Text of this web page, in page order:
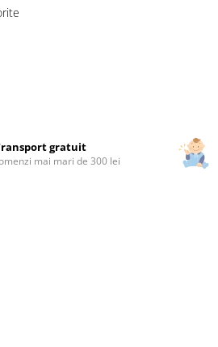
gratuit
mai mari de 300 lei